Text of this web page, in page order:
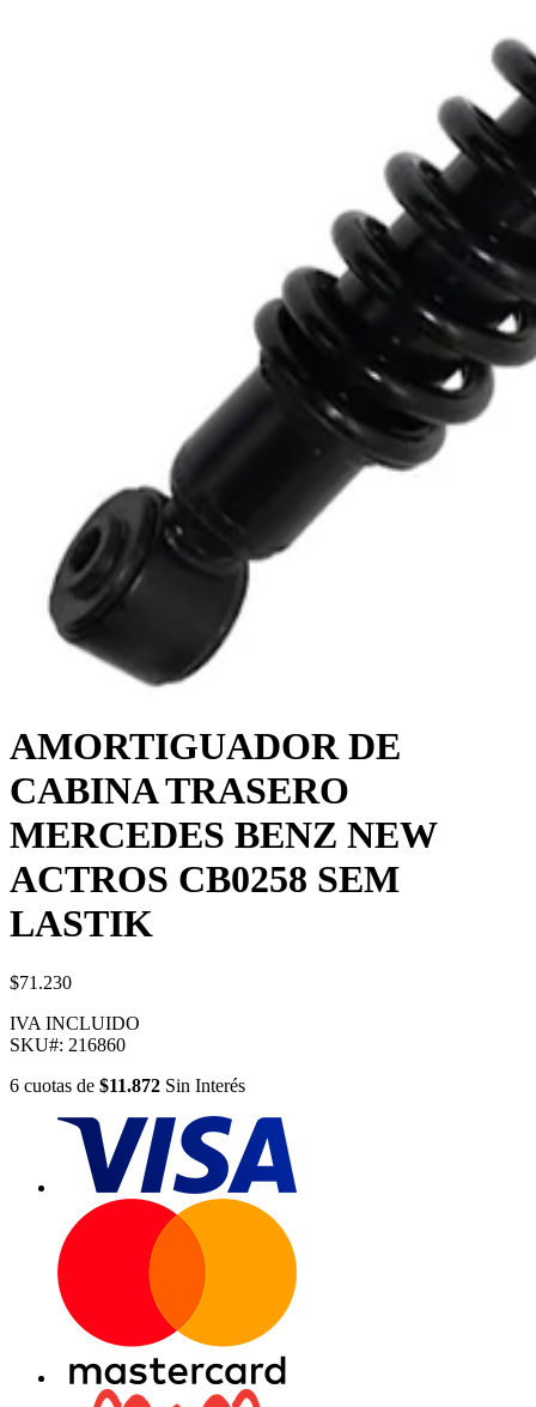
AMORTIGUADOR DE
CABINA TRASERO
MERCEDES BENZ NEW
ACTROS CB0258 SEM
LASTIK
$71.230
IVA INCLUIDO
SKU#: 216860
6 cuotas de $11.872 Sin Interés